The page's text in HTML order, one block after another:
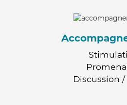
Discussion /